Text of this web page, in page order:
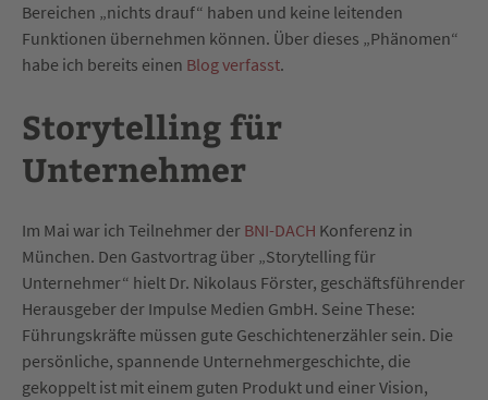
Bereichen „nichts drauf“ haben und keine leitenden
Funktionen übernehmen können. Über dieses „Phänomen“
habe ich bereits einen Blog verfasst.
Storytelling für
Unternehmer
Im Mai war ich Teilnehmer der BNI-DACH Konferenz in
München. Den Gastvortrag über „Storytelling für
Unternehmer“ hielt Dr. Nikolaus Förster, geschäftsführender
Herausgeber der Impulse Medien GmbH. Seine These:
Führungskräfte müssen gute Geschichtenerzähler sein. Die
persönliche, spannende Unternehmergeschichte, die
gekoppelt ist mit einem guten Produkt und einer Vision,